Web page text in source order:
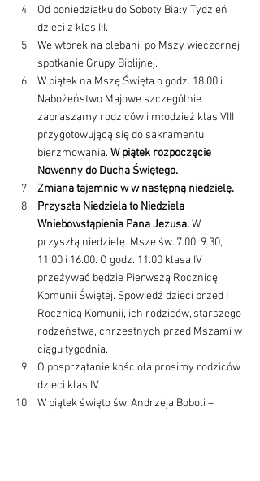
Od poniedziałku do Soboty Biały Tydzień
dzieci z klas III.
We wtorek na plebanii po Mszy wieczornej
spotkanie Grupy Biblijnej.
W piątek na Mszę Święta o godz. 18.00 i
Nabożeństwo Majowe szczególnie
zapraszamy rodziców i młodzież klas VIII
przygotowującą się do sakramentu
bierzmowania. W piątek rozpoczęcie
Nowenny do Ducha Świętego.
Zmiana tajemnic w w następną niedzielę.
Przyszła Niedziela to Niedziela
Wniebowstąpienia Pana Jezusa. W
przyszłą niedzielę. Msze św. 7.00, 9.30,
11.00 i 16.00. O godz. 11.00 klasa IV
przeżywać będzie Pierwszą Rocznicę
Komunii Świętej. Spowiedź dzieci przed I
Rocznicą Komunii, ich rodziców, starszego
rodzeństwa, chrzestnych przed Mszami w
ciągu tygodnia.
O posprzątanie kościoła prosimy rodziców
dzieci klas IV.
W piątek święto św. Andrzeja Boboli –